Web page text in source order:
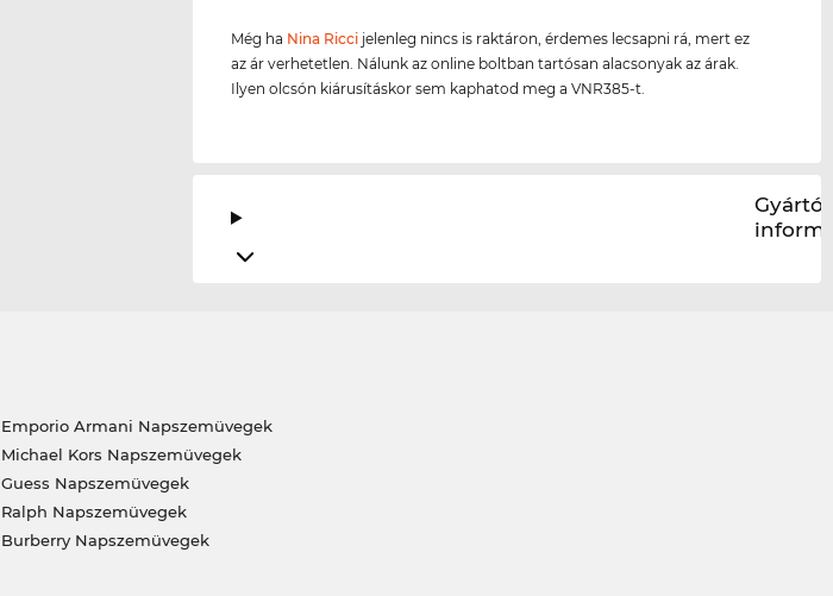
Még ha Nina Ricci jelenleg nincs is raktáron, érdemes lecsapni rá, mert ez
az ár verhetetlen. Nálunk az online boltban tartósan alacsonyak az árak.
Ilyen olcsón kiárusításkor sem kaphatod meg a VNR385-t.
Gyártói
Emporio Armani Napszemüvegek
Michael Kors Napszemüvegek
Guess Napszemüvegek
Ralph Napszemüvegek
Burberry Napszemüvegek